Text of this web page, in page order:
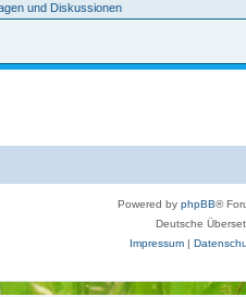
und Diskussionen
Powered by phpBB®
Deutsche
Impressum |